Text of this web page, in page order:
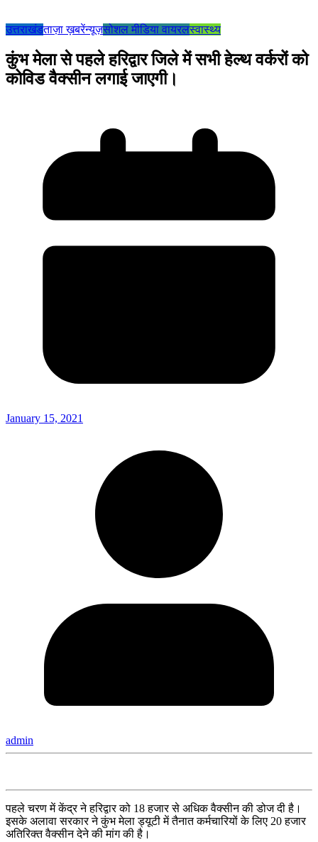
उत्तराखंडताज़ा ख़बरेंन्यूज़सोशल मीडिया वायरलस्वास्थ्य
कुंभ मेला से पहले हरिद्वार जिले में सभी हेल्थ वर्करों को
कोविड वैक्सीन लगाई जाएगी।
January 15, 2021
admin
पहले चरण में केंद्र ने हरिद्वार को 18 हजार से अधिक वैक्सीन की डोज दी है।
इसके अलावा सरकार ने कुंभ मेला ड्यूटी में तैनात कर्मचारियों के लिए 20 हजार
अतिरिक्त वैक्सीन देने की मांग की है।